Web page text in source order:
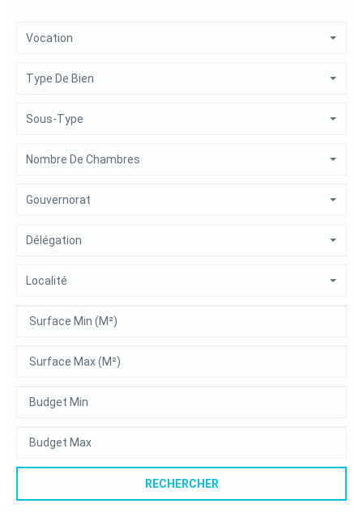
Vocation
Type De Bien
Sous-Type
Nombre De Chambres
Gouvernorat
Délégation
Localité
RECHERCHER